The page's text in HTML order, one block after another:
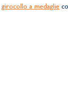
girocollo a medaglie